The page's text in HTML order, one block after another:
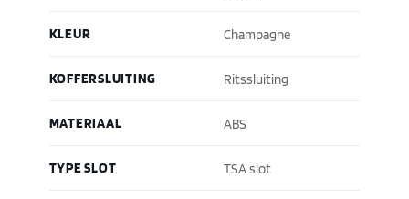
KLEUR Champagne
KOFFERSLUITING Ritssluiting
MATERIAAL ABS
TYPE SLOT TSA slot